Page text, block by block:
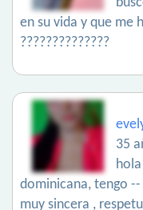
en su vida y que me
??????????????
35
dominicana, tengo
muy sincera ,